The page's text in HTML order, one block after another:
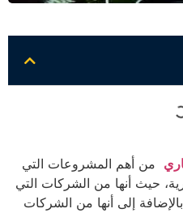
من أهم المشروعات التي
حيث أنها من الشركات التي
إلى أنها من الشركات